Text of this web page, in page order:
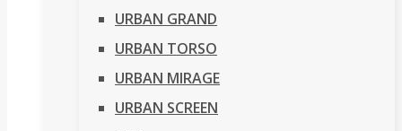
URBAN GRAND
URBAN TORSO
URBAN MIRAGE
URBAN SCREEN